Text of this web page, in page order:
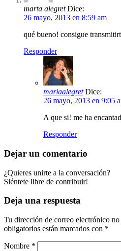
marta alegret Dice:
26 mayo, 2013 en 8:59 am
qué bueno! consigue
Responder
mariaalegret Dice:
26 mayo, 2013 en 9:05
A que si! me ha
Responder
Dejar un comentario
¿Quieres unirte a la conversación?
Siéntete libre de contribuir!
Deja una respuesta
Tu dirección de correo electrónico no
obligatorios están marcados con *
Nombre *